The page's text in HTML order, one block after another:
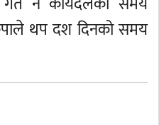
थप दश दिनको समय